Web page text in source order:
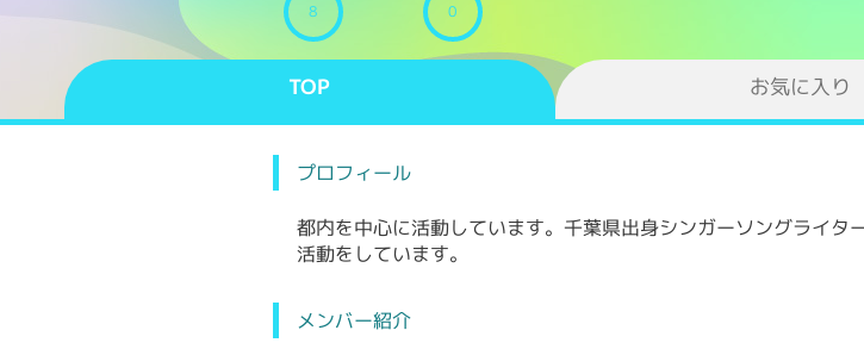
8 0
TOP お気に入り
プロフィール
都内を中心に活動しています。千葉県出身シンガーソングライ
活動をしています。
メンバー紹介